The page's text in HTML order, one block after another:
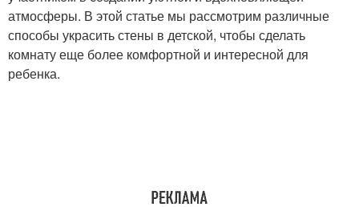
атмосферы. В этой статье мы рассмотрим различные
способы украсить стены в детской, чтобы сделать
комнату еще более комфортной и интересной для
ребенка.